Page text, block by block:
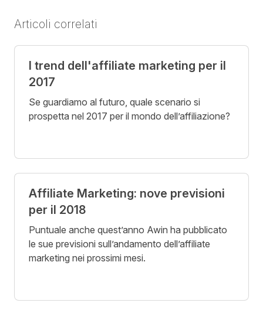
Articoli correlati
I trend dell'affiliate marketing per il
2017
Se guardiamo al futuro, quale scenario si
prospetta nel 2017 per il mondo dell’affiliazione?
Affiliate Marketing: nove previsioni
per il 2018
Puntuale anche quest’anno Awin ha pubblicato
le sue previsioni sull’andamento dell’affiliate
marketing nei prossimi mesi.